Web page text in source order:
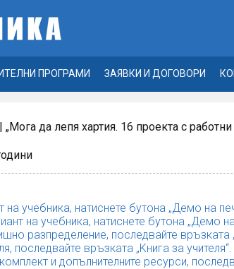
ПРОГРАМИ ЗАЯВКИ И ДОГОВОРИ
| „Мога да лепя хартия. 16 проекта с
на учебника, натиснете бутона „Демо на
на учебника, натиснете бутона „Демо
разпределение, последвайте връзката
последвайте връзката „Kнига за учителя“.
и допълнителните ресурси,